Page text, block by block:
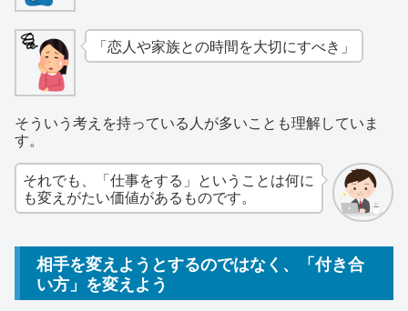
「恋人や家族との時間を大切にすべき」
そういう考えを持っている人が多いことも理解していま
す。
それでも、「仕事をする」ということは何に
も変えがたい価値があるものです。
相手を変えようとするのではなく、「付き合
い方」を変えよう